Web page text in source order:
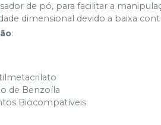
de pó, para facilitar a
dimensional devido a baixa
:
de Benzoíla
Biocompatíveis